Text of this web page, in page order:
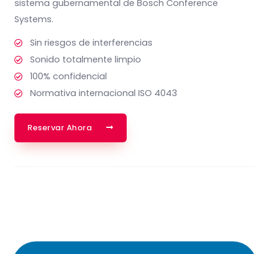
sistema gubernamental de Bosch Conference
Systems.
Sin riesgos de interferencias
Sonido totalmente limpio
100% confidencial
Normativa internacional ISO 4043
Reservar Ahora